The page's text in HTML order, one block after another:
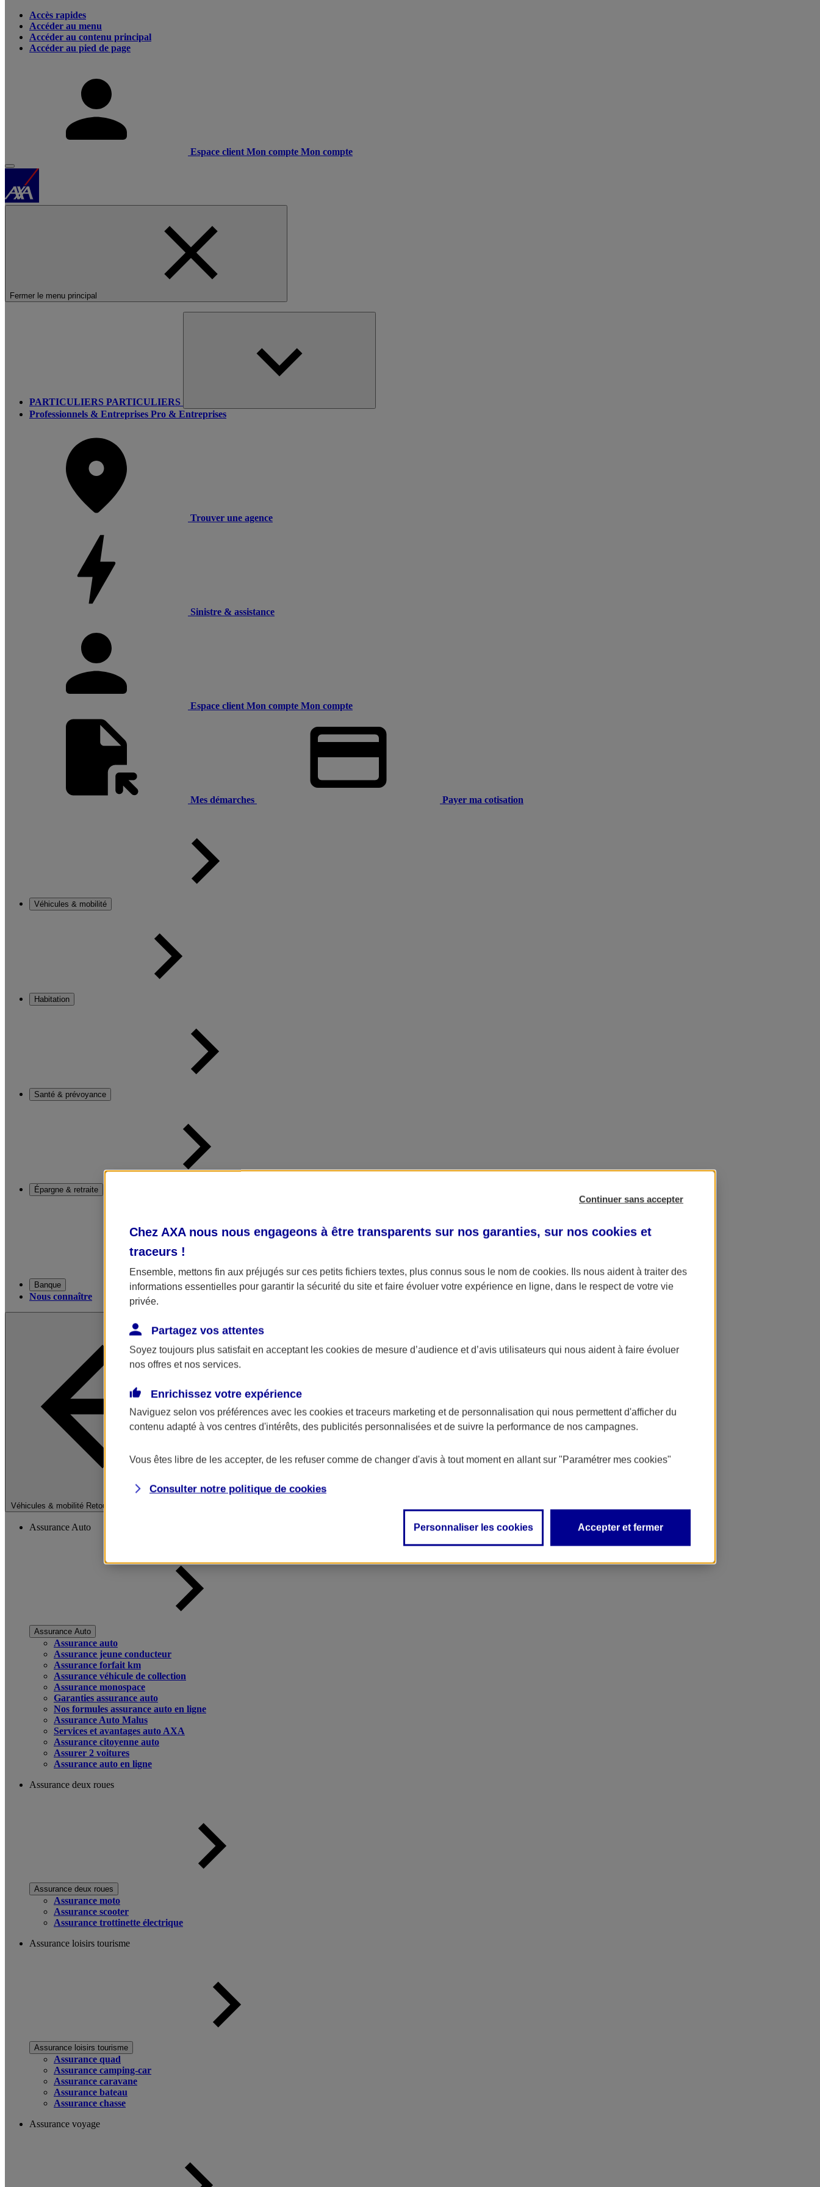
Accès rapides
Accéder au menu
Accéder au contenu principal
Accéder au pied de page
Espace client Mon compte Mon compte
Fermer le menu principal
PARTICULIERS PARTICULIERS
Professionnels & Entreprises Pro & Entreprises
Trouver une agence
Sinistre & assistance
Espace client Mon compte Mon compte
Mes démarches Payer ma cotisation
Véhicules & mobilité
Habitation
Santé & prévoyance
Épargne & retraite
Banque
Nous connaître
Véhicules & mobilité Retour à la section précédente
Fermer le menu principal
Assurance Auto
Assurance Auto
Assurance auto
Assurance jeune conducteur
Assurance forfait km
Assurance véhicule de collection
Assurance monospace
Garanties assurance auto
Nos formules assurance auto en ligne
Assurance Auto Malus
Services et avantages auto AXA
Assurance citoyenne auto
Assurer 2 voitures
Assurance auto en ligne
Assurance deux roues
Assurance deux roues
Assurance moto
Assurance scooter
Assurance trottinette électrique
Assurance loisirs tourisme
Assurance loisirs tourisme
Assurance quad
Assurance camping-car
Assurance caravane
Assurance bateau
Assurance chasse
Assurance voyage
Continuer sans accepter
Chez AXA nous nous engageons à être transparents sur nos garanties, sur nos cookies et
traceurs !
Ensemble, mettons fin aux préjugés sur ces petits fichiers textes, plus connus sous le nom de cookies. Ils nous aident à traiter des
informations essentielles pour garantir la sécurité du site et faire évoluer votre expérience en ligne, dans le respect de votre vie
privée.
Partagez vos attentes
Soyez toujours plus satisfait en acceptant les cookies de mesure d’audience et d’avis utilisateurs qui nous aident à faire évoluer
nos offres et nos services.
Enrichissez votre expérience
Naviguez selon vos préférences avec les cookies et traceurs marketing et de personnalisation qui nous permettent d'afficher du
contenu adapté à vos centres d'intérêts, des publicités personnalisées et de suivre la performance de nos campagnes.
Vous êtes libre de les accepter, de les refuser comme de changer d'avis à tout moment en allant sur "Paramétrer mes cookies"
Consulter notre politique de cookies
Personnaliser les cookies Accepter et fermer